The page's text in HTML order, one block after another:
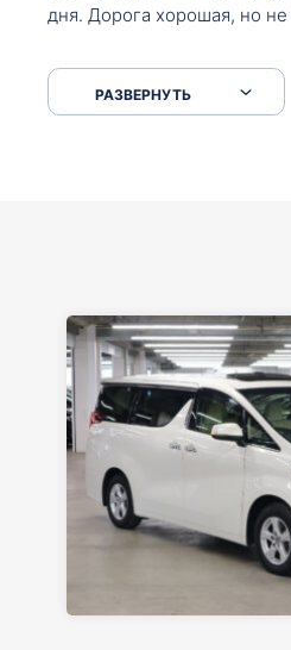
дня. Дорога хорошая, но
серпантинах по пути
РАЗВЕРНУТЬ